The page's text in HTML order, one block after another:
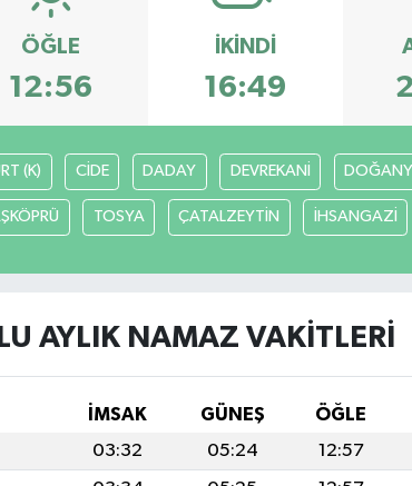
ÖĞLE
12:56
İKINDI
16:49
(K) CİDE DADAY DEVREKANİ
TOSYA ÇATALZEYTİN İHSANGAZİ
AYLIK NAMAZ VAKITLERI
İMSAK GÜNEŞ ÖĞLE
03:32 05:24 12:57